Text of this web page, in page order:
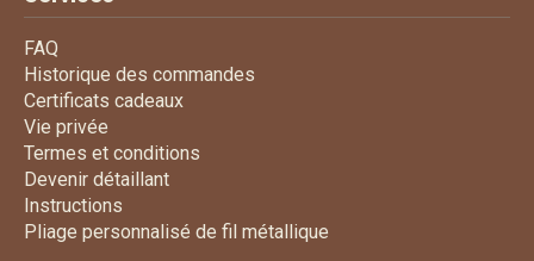
FAQ
Historique des commandes
Certificats cadeauxCertificats cadeaux
Vie privée
Termes et conditions
Devenir détaillantDevenir détaillant
Instructions
Pliage personnalisé de fil métallique